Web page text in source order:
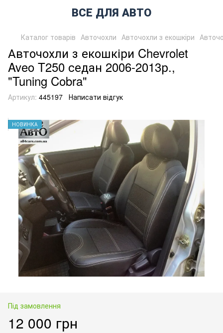
ВСЕ ДЛЯ АВТО
Каталог товарів Авточохли Авточохли з екошкіри
Авточохли з екошкіри Chevrolet
Aveo T250 седан 2006-2013р.,
"Tuning Cobra"
Артикул: 445197 Написати відгук
НОВИНКА
Під замовлення
12 000 грн